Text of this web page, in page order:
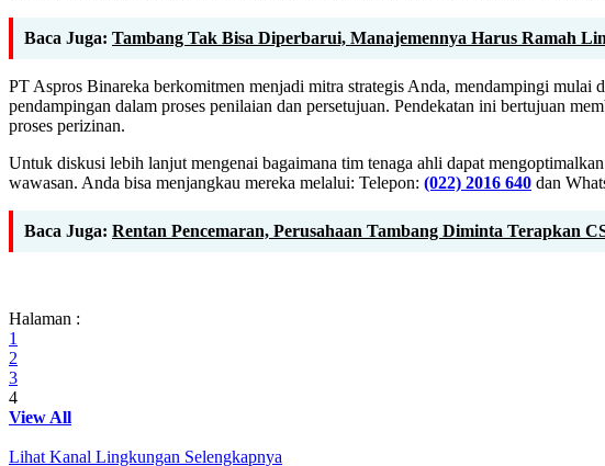
Baca Juga: Tambang Tak Bisa Diperbarui, Manajemennya Harus Ramah
PT Aspros Binareka berkomitmen menjadi mitra strategis Anda, mendampingi
pendampingan dalam proses penilaian dan persetujuan. Pendekatan ini bertujuan
proses perizinan.
Untuk diskusi lebih lanjut mengenai bagaimana tim tenaga ahli dapat
wawasan. Anda bisa menjangkau mereka melalui: Telepon: (022) 2016 640 dan
Baca Juga: Rentan Pencemaran, Perusahaan Tambang Diminta Terapkan
Halaman :
1
2
3
4
View All
Lihat Kanal Lingkungan Selengkapnya